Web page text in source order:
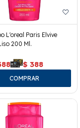
L'oreal Paris Elvive
200 Ml.
$ 388